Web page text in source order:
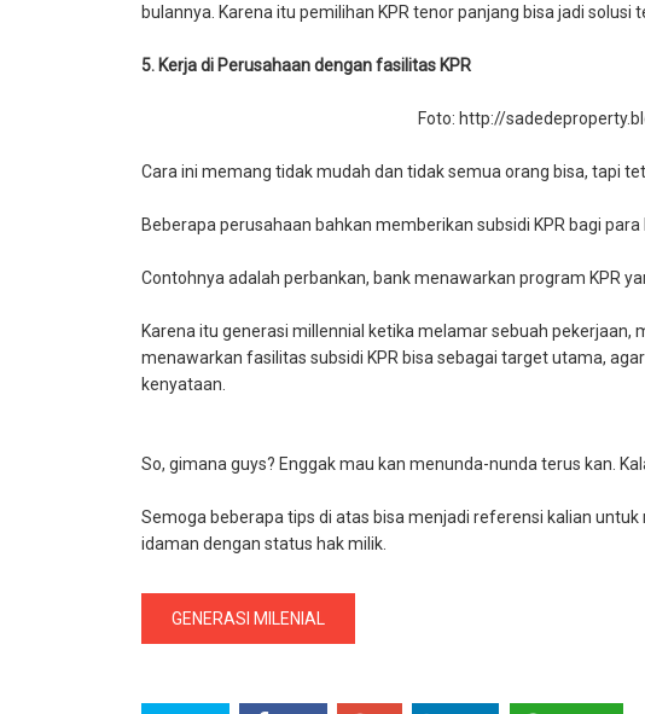
bulannya. Karena itu pemilihan KPR tenor panjang bisa jadi
5. Kerja di Perusahaan dengan fasilitas KPR
Foto: http://
Cara ini memang tidak mudah dan tidak semua orang bisa, tapi
Beberapa perusahaan bahkan memberikan subsidi KPR bagi para
Contohnya adalah perbankan, bank menawarkan program KPR
Karena itu generasi millennial ketika melamar sebuah pekerjaan,
menawarkan fasilitas subsidi KPR bisa sebagai target utama,
kenyataan.
So, gimana guys? Enggak mau kan menunda-nunda terus kan.
Semoga beberapa tips di atas bisa menjadi referensi kalian
idaman dengan status hak milik.
GENERASI MILENIAL